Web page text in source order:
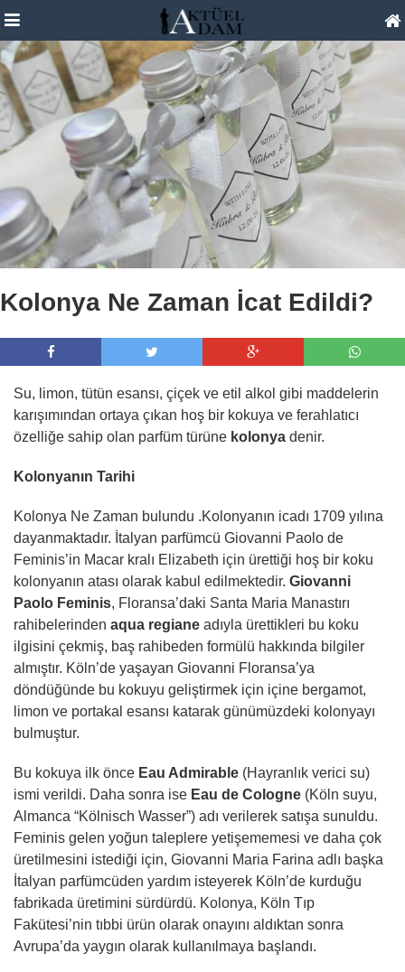
Kolonya Ne Zaman İcat Edildi?
Su, limon, tütün esansı, çiçek ve etil alkol gibi maddelerin
karışımından ortaya çıkan hoş bir kokuya ve ferahlatıcı
özelliğe sahip olan parfüm türüne kolonya denir.
Kolonyanın Tarihi
Kolonya Ne Zaman bulundu .Kolonyanın icadı 1709 yılına
dayanmaktadır. İtalyan parfümcü Giovanni Paolo de
Feminis’in Macar kralı Elizabeth için ürettiği hoş bir koku
kolonyanın atası olarak kabul edilmektedir. Giovanni
Paolo Feminis, Floransa’daki Santa Maria Manastırı
rahibelerinden aqua regiane adıyla ürettikleri bu koku
ilgisini çekmiş, baş rahibeden formülü hakkında bilgiler
almıştır. Köln’de yaşayan Giovanni Floransa’ya
döndüğünde bu kokuyu geliştirmek için içine bergamot,
limon ve portakal esansı katarak günümüzdeki kolonyayı
bulmuştur.
Bu kokuya ilk önce Eau Admirable (Hayranlık verici su)
ismi verildi. Daha sonra ise Eau de Cologne (Köln suyu,
Almanca “Kölnisch Wasser”) adı verilerek satışa sunuldu.
Feminis gelen yoğun taleplere yetişememesi ve daha çok
üretilmesini istediği için, Giovanni Maria Farina adlı başka
İtalyan parfümcüden yardım isteyerek Köln’de kurduğu
fabrikada üretimini sürdürdü. Kolonya, Köln Tıp
Fakütesi’nin tıbbi ürün olarak onayını aldıktan sonra
Avrupa’da yaygın olarak kullanılmaya başlandı.